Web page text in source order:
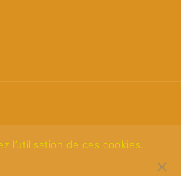
de ces cookies.